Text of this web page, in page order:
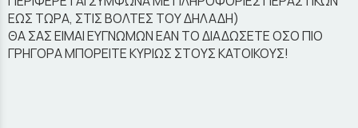
ΕΩΣ ΤΩΡΑ, ΣΤΙΣ ΒΟΛΤΕΣ ΤΟΥ ΔΗΛΑΔΗ)
ΘΑ ΣΑΣ ΕΙΜΑΙ ΕΥΓΝΩΜΩΝ ΕΑΝ ΤΟ ΔΙΑΔΩΣΕΤΕ ΟΣΟ ΠΙΟ
ΓΡΗΓΟΡΑ ΜΠΟΡΕΙΤΕ ΚΥΡΙΩΣ ΣΤΟΥΣ ΚΑΤΟΙΚΟΥΣ!